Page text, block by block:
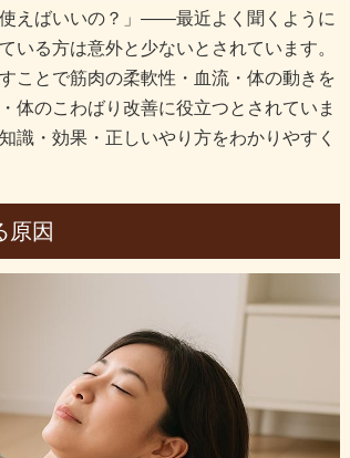
えばいいの？」——最近よく聞くように
いる方は意外と少ないとされています。
ことで筋肉の柔軟性・血流・体の動きを
体のこわばり改善に役立つとされていま
識・効果・正しいやり方をわかりやすく
原因